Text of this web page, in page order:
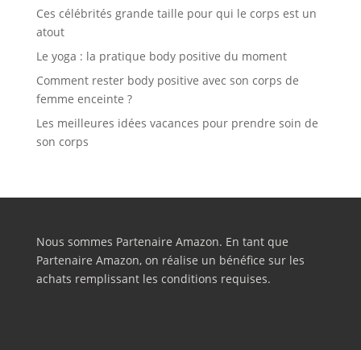
Ces célébrités grande taille pour qui le corps est un
atout
Le yoga : la pratique body positive du moment
Comment rester body positive avec son corps de
femme enceinte ?
Les meilleures idées vacances pour prendre soin de
son corps
Nous sommes Partenaire Amazon. En tant que
Partenaire Amazon, on réalise un bénéfice sur les
achats remplissant les conditions requises.